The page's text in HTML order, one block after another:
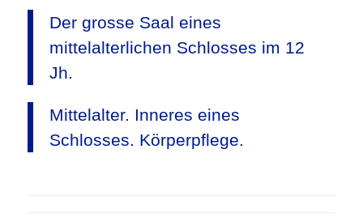
Der grosse Saal eines
mittelalterlichen Schlosses im 12
Jh.
Mittelalter. Inneres eines
Schlosses. Körperpflege.